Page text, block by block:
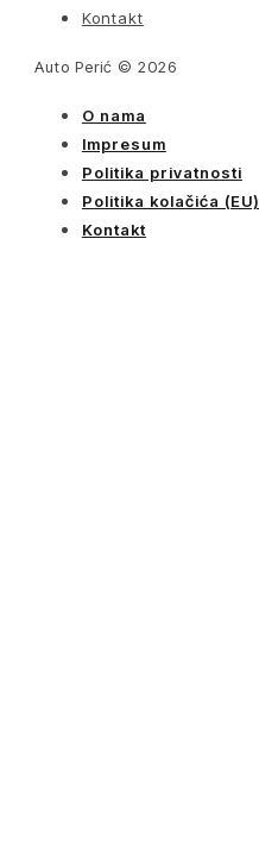
Kontakt
Auto Perić © 2026
O nama
Impresum
Politika privatnosti
Politika kolačića (EU)
Kontakt